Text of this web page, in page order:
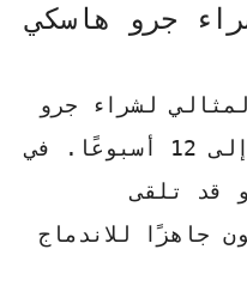
جرو هاسكي
لشراء جرو
هاسكي أبيض هو بين 8 إلى 12 أسبوعًا. في
قد تلقى
جاهزًا للاندماج